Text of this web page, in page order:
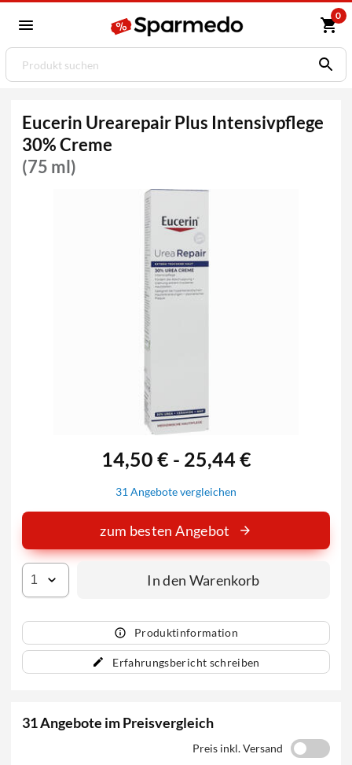
0
Eucerin Urearepair Plus Intensivpflege
30% Creme
(75 ml)
Produktinformation
Erfahrungsbericht schreiben
14,50 € - 25,44 €
31 Angebote vergleichen
zum besten Angebot
In den Warenkorb
31 Angebote im Preisvergleich
Preis inkl. Versand